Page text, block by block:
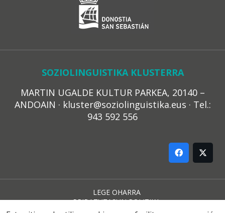
SOZIOLINGUISTIKA KLUSTERRA
MARTIN UGALDE KULTUR PARKEA, 20140 –
ANDOAIN · kluster@soziolinguistika.eus · Tel.:
943 592 556
LEGE OHARRA
PRIBATUTASUN POLITIKA